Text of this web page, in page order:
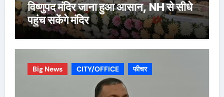
विष्णुपद मंदिर जाना हुआ आसान, NH से सीधे
पहुंच सकेंगे मंदिर
Big News CITY/OFFICE फीचर